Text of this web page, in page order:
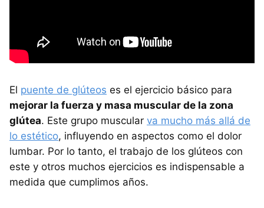
El puente de glúteos es el ejercicio básico para
mejorar la fuerza y masa muscular de la zona
glútea. Este grupo muscular va mucho más allá de
lo estético, influyendo en aspectos como el dolor
lumbar. Por lo tanto, el trabajo de los glúteos con
este y otros muchos ejercicios es indispensable a
medida que cumplimos años.